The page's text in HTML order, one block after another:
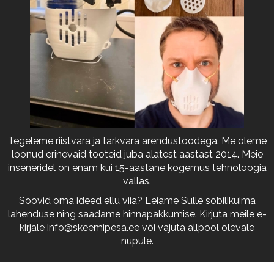
Tegeleme riistvara ja tarkvara arendustöödega. Me oleme
loonud erinevaid tooteid juba alatest aastast 2014. Meie
inseneridel on enam kui 15-aastane kogemus tehnoloogia
vallas.
Soovid oma ideed ellu viia? Leiame Sulle sobilikuima
lahenduse ning saadame hinnapakkumise. Kirjuta meile e-
kirjale info@skeemipesa.ee või vajuta allpool olevale
nupule.